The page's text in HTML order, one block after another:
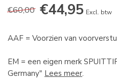
€60,00 €44,95 Excl. btw
AAF = Voorzien van
EM = een eigen merk
Germany" Lees meer.